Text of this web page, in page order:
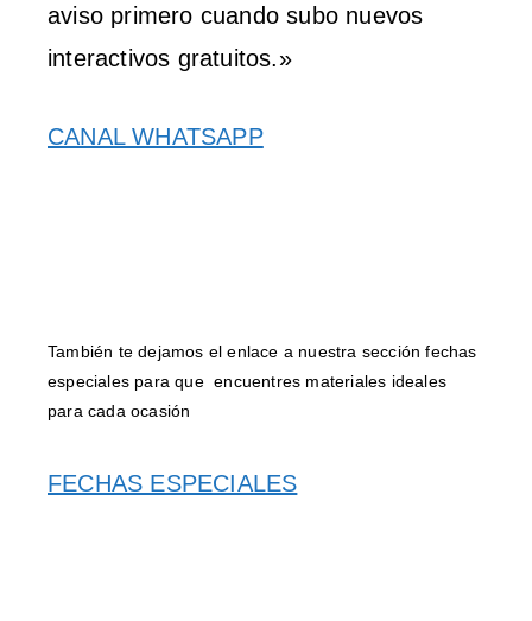
aviso primero cuando subo nuevos
interactivos gratuitos.»
CANAL WHATSAPP
También te dejamos el enlace a nuestra sección fechas
especiales para que encuentres materiales ideales
para cada ocasión
FECHAS ESPECIALES